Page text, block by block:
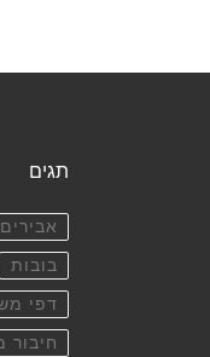
תגים
אבירים
בובות
דפי
חיבור